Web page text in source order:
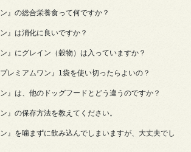
』の総合栄養食って何ですか？
』は消化に良いですか？
ン』にグレイン（穀物）は入っていますか？
レミアムワン』1袋を使い切ったらよいの？
ン』は、他のドッグフードとどう違うのですか？
』の保存方法を教えてください。
ン』を噛まずに飲み込んでしまいますが、大丈夫でし